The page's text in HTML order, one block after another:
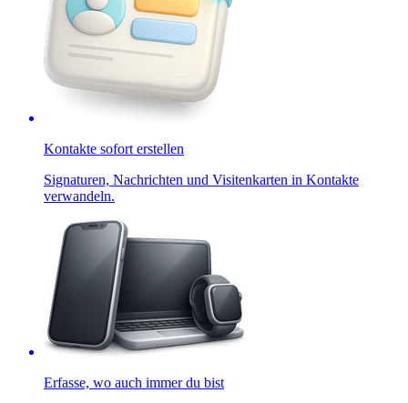
Kontakte sofort erstellen
Signaturen, Nachrichten und Visitenkarten in Kontakte
verwandeln.
Erfasse, wo auch immer du bist